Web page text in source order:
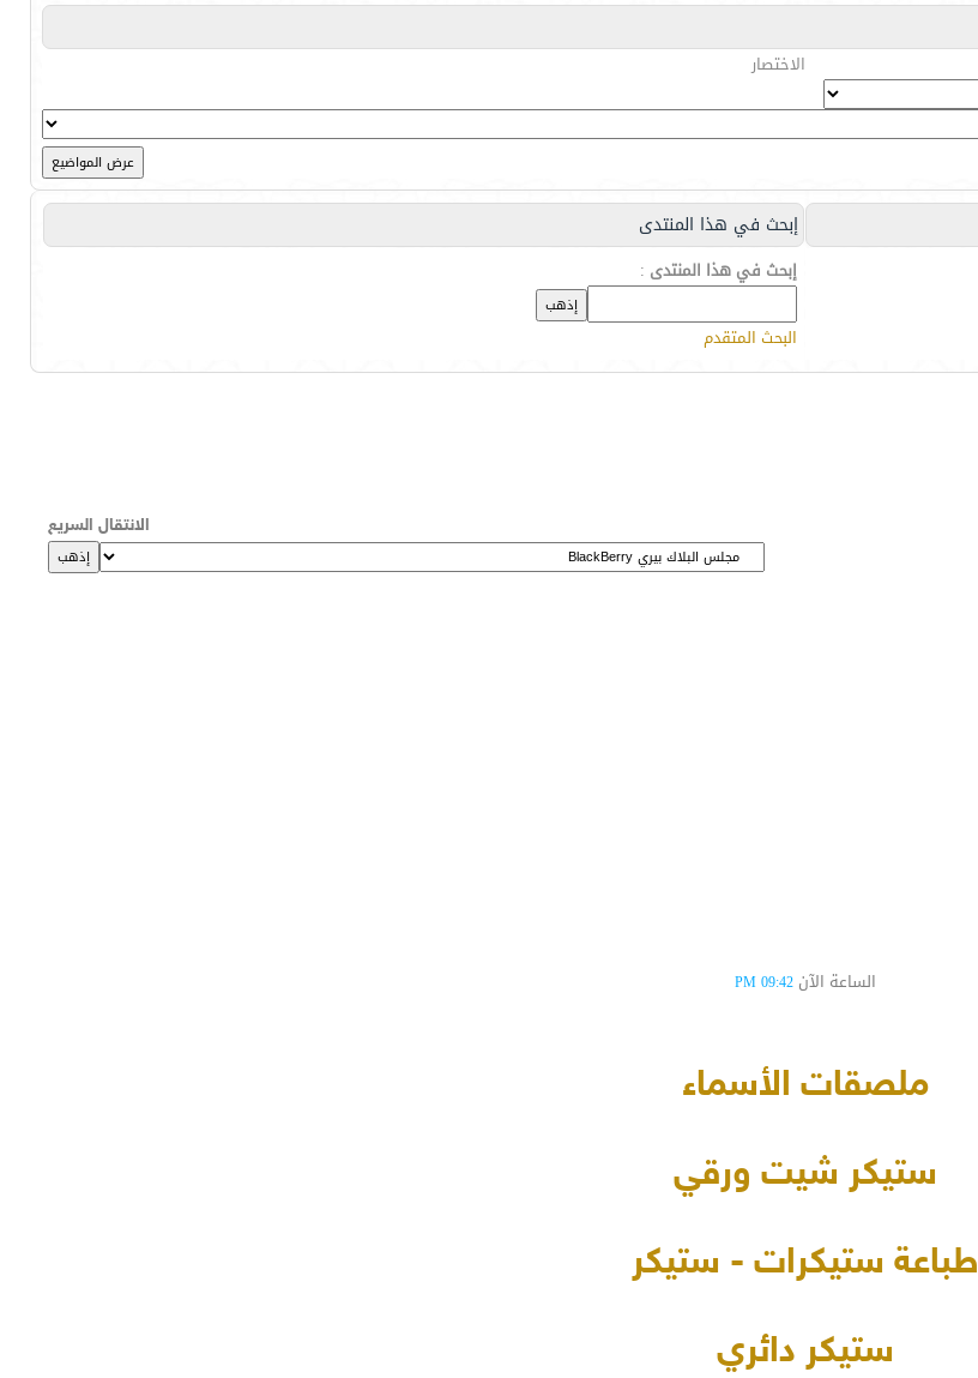
الاختصار
إبحث في هذا المنتدى
إبحث في هذا المنتدى :
البحث المتقدم
الانتقال السريع
الساعة الآن 09:42 PM
ملصقات الأسماء
ستيكر شيت ورقي
طباعة ستيكرات - ستيكر
ستيكر دائري